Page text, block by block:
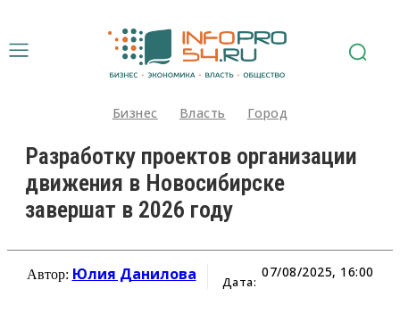
Бизнес Власть Город
Разработку проектов организации
движения в Новосибирске
завершат в 2026 году
Автор: Юлия Данилова Дата:
07/08/2025, 16:00